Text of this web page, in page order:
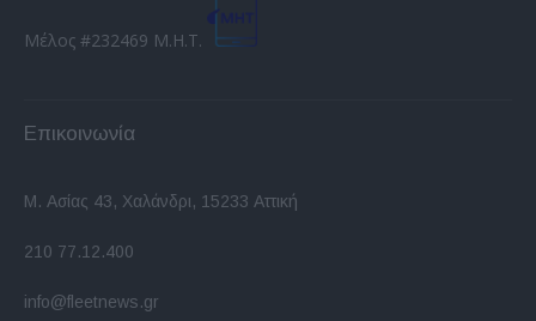
Μέλος #232469 Μ.Η.Τ.
Επικοινωνία
Μ. Ασίας 43, Χαλάνδρι, 15233 Αττική
210 77.12.400
info@fleetnews.gr